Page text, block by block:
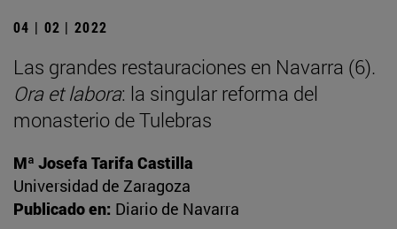
04 | 02 | 2022
Las grandes restauraciones en Navarra (6).
Ora et labora: la singular reforma del
monasterio de Tulebras
Mª Josefa Tarifa Castilla
Universidad de Zaragoza
Publicado en: Diario de Navarra